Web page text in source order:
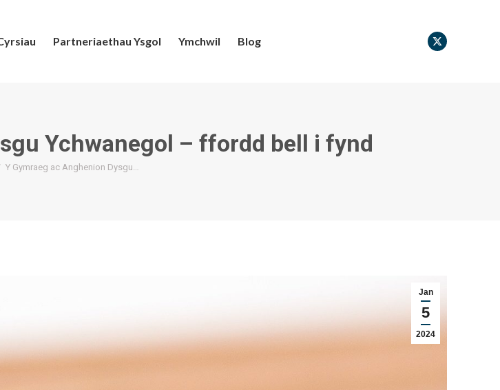
Partneriaethau Ysgol Ymchwil Blog
X
Ychwanegol – ffordd bell i fynd
Y Gymraeg ac Anghenion Dysgu…
Jan
5
2024